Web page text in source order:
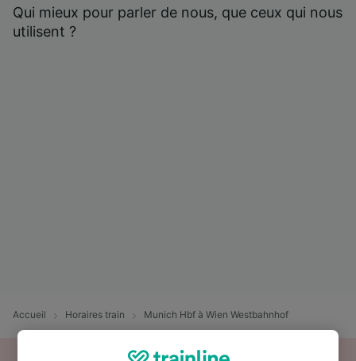
Qui mieux pour parler de nous, que ceux qui nous
utilisent ?
Accueil Horaires train Munich Hbf à Wien Westbahnhof